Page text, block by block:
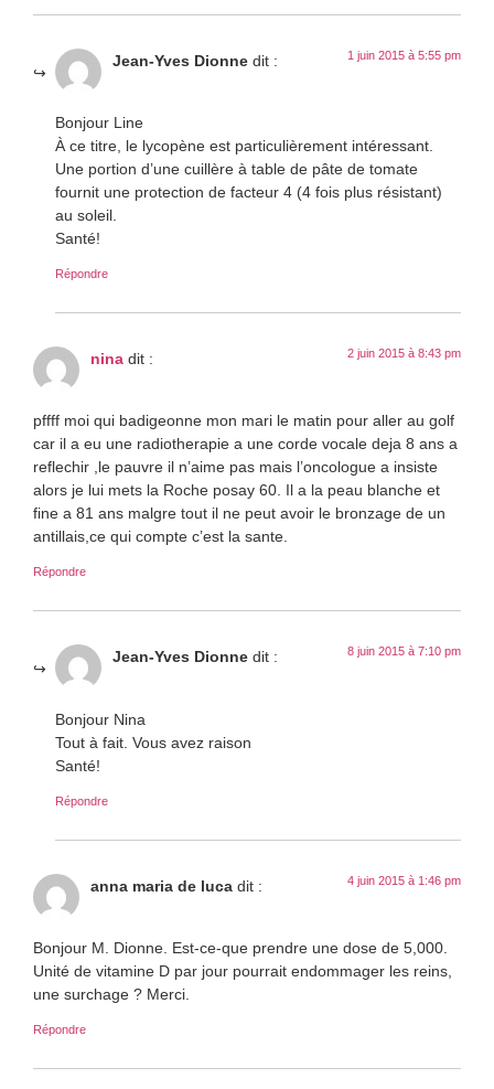
Jean-Yves Dionne dit : 1 juin 2015 à 5:55 pm
Bonjour Line
À ce titre, le lycopène est particulièrement intéressant.
Une portion d’une cuillère à table de pâte de tomate
fournit une protection de facteur 4 (4 fois plus résistant)
au soleil.
Santé!
Répondre
nina dit : 2 juin 2015 à 8:43 pm
pffff moi qui badigeonne mon mari le matin pour aller au golf
car il a eu une radiotherapie a une corde vocale deja 8 ans a
reflechir ,le pauvre il n’aime pas mais l’oncologue a insiste
alors je lui mets la Roche posay 60. Il a la peau blanche et
fine a 81 ans malgre tout il ne peut avoir le bronzage de un
antillais,ce qui compte c’est la sante.
Répondre
Jean-Yves Dionne dit : 8 juin 2015 à 7:10 pm
Bonjour Nina
Tout à fait. Vous avez raison
Santé!
Répondre
anna maria de luca dit : 4 juin 2015 à 1:46 pm
Bonjour M. Dionne. Est-ce-que prendre une dose de 5,000.
Unité de vitamine D par jour pourrait endommager les reins,
une surchage ? Merci.
Répondre